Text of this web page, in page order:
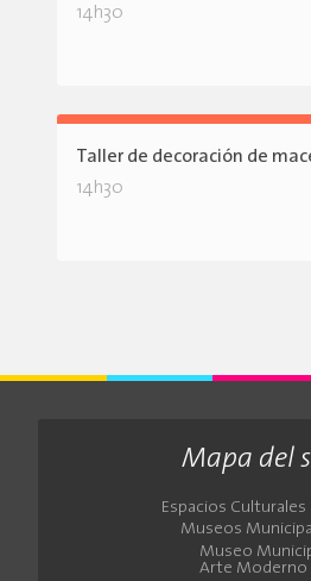
14h30
Taller de decoración de
14h30
Mapa del
Espacios Culturales
Museos
Museo
Arte Moderno